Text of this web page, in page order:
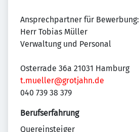
Ansprechpartner für Bewerbung:
Herr Tobias Müller
Verwaltung und Personal
Osterrade 36a 21031 Hamburg
t.mueller@grotjahn.de
040 739 38 379
Berufserfahrung
Quereinsteiger